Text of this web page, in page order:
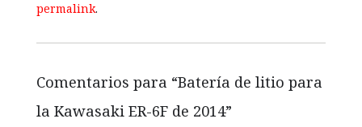
permalink.
Comentarios para “Batería de litio para
la Kawasaki ER-6F de 2014”